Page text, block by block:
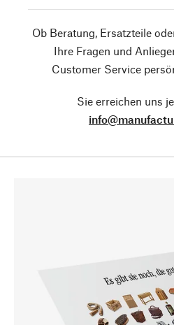
Ob Beratung, Ersatzteile
Ihre Fragen und
Customer Service
Sie erreichen uns